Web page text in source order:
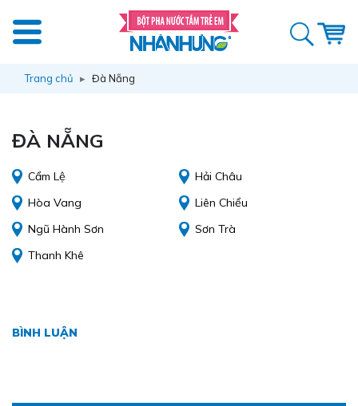
Trang chủ Đà Nẵng
ĐÀ NẴNG
Cẩm Lệ
Hải Châu
Hòa Vang
Liên Chiểu
Ngũ Hành Sơn
Sơn Trà
Thanh Khê
BÌNH LUẬN